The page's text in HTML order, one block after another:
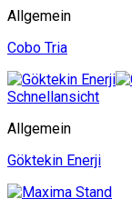
Allgemein
Cobo Tria
Schnellansicht
Allgemein
Göktekin Enerji